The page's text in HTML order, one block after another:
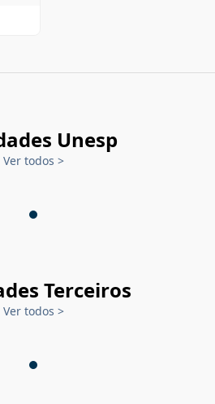
Unesp
Ver todos >
Terceiros
Ver todos >